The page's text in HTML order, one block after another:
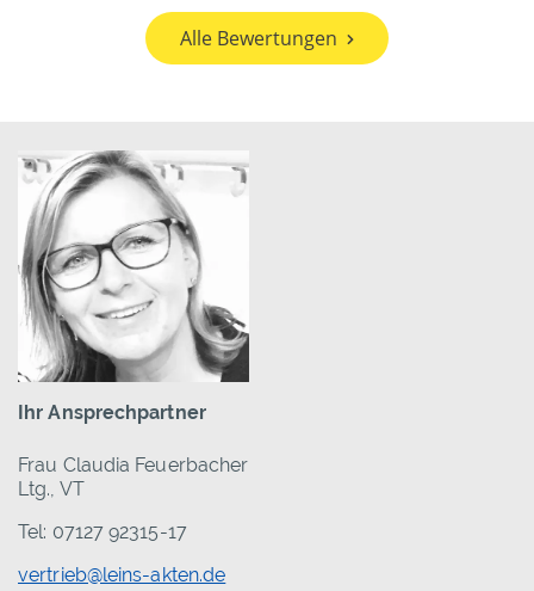
Alle Bewertungen
Ihr Ansprechpartner
Frau Claudia Feuerbacher
Ltg., VT
Tel: 07127 92315-17
vertrieb@leins-akten.de